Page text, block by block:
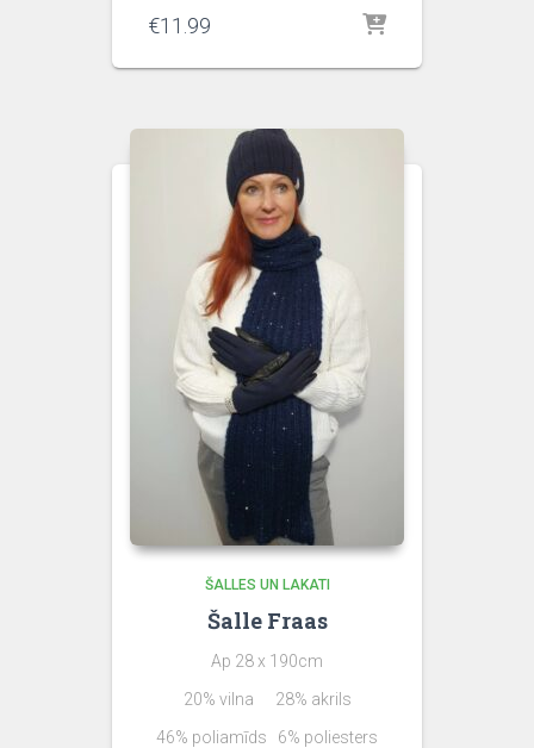
€11.99
ŠALLES UN LAKATI
Šalle Fraas
Ap 28 x 190cm
20% vilna 28% akrils
46% poliamīds 6% poliesters